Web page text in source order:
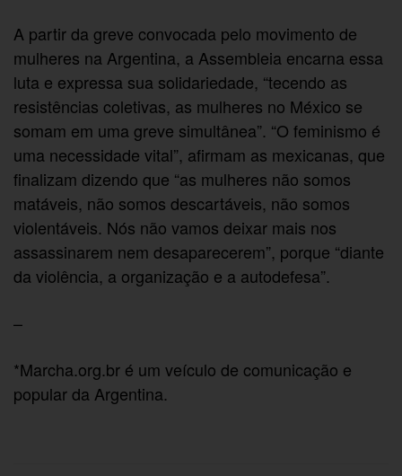
A partir da greve convocada pelo movimento de
mulheres na Argentina, a Assembleia encarna essa
luta e expressa sua solidariedade, “tecendo as
resistências coletivas, as mulheres no México se
somam em uma greve simultânea”. “O feminismo é
uma necessidade vital”, afirmam as mexicanas, que
finalizam dizendo que “as mulheres não somos
matáveis, não somos descartáveis, não somos
violentáveis. Nós não vamos deixar mais nos
assassinarem nem desaparecerem”, porque “diante
da violência, a organização e a autodefesa”.
–
*Marcha.org.br é um veículo de comunicação e
popular da Argentina.